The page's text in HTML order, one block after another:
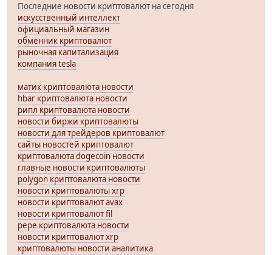
Последние новости криптовалют на сегодня
искусственный интеллект
официальный магазин
обменник криптовалют
рыночная капитализация
компания tesla
матик криптовалюта новости
hbar криптовалюта новости
рипл криптовалюта новости
новости биржи криптовалюты
новости для трейдеров криптовалют
сайты новостей криптовалют
криптовалюта dogecoin новости
главные новости криптовалюты
polygon криптовалюта новости
новости криптовалюты xrp
новости криптовалют avax
новости криптовалют fil
pepe криптовалюта новости
новости криптовалют xrp
криптовалюты новости аналитика